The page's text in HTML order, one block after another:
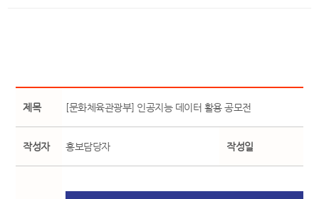
제목 [문화체육관광부] 인공지능 데이터 활용 공모전
작성자 홍보담당자 작성일